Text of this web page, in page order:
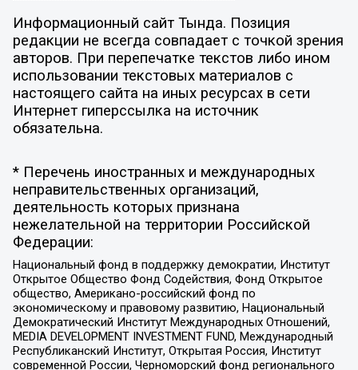
Информационный сайт Тында. Позиция
редакции не всегда совпадает с точкой зрения
авторов. При перепечатке текстов либо ином
использовании текстовых материалов с
настоящего сайта на иных ресурсах в сети
Интернет гиперссылка на источник
обязательна.
* Перечень иностранных и международных
неправительственных организаций,
деятельность которых признана
нежелательной на территории Российской
Федерации:
Национальный фонд в поддержку демократии, Институт
Открытое Общество Фонд Содействия, Фонд Открытое
общество, Американо-российский фонд по
экономическому и правовому развитию, Национальный
Демократический Институт Международных Отношений,
MEDIA DEVELOPMENT INVESTMENT FUND, Международный
Республиканский Институт, Открытая Россия, Институт
современной России, Черноморский фонд регионального